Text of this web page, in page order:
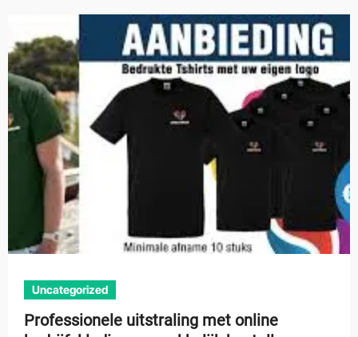
Uncategorized
Professionele uitstraling met online